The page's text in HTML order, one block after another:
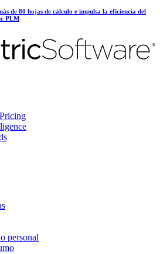
de 80 hojas de cálculo e impulsa la eficiencia del
PLM
personal